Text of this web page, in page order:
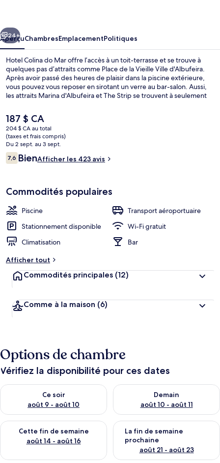
Mar
Suivant
24+
AperçuChambresEmplacementPolitiques
Hotel Colina do Mar offre l’accès à un toit-terrasse et se trouve à
quelques pas d’attraits comme Place de la Vieille Ville d'Albufeira.
Après avoir passé des heures de plaisir dans la piscine extérieure,
vous pouvez vous reposer en sirotant un verre au bar-salon. Aussi,
les attraits Marina d'Albufeira et The Strip se trouvent à seulement
Le
prix
actuel
est
de 187 $ CA
187 $ CA
204 $ CA au total
(taxes et frais compris)
Du 2 sept. au 3 sept.
Avis
7,67,6 sur 10 –
BienAfficher les 423 avis
Commodités populaires
Piscine
Transport aéroportuaire
Stationnement disponible
Wi-Fi gratuit
Climatisation
Bar
Afficher tout
Commodités principales (12)
Comme à la maison (6)
Options de chambre
Vérifiez la disponibilité pour ces dates
Ce soir
août 9 - août 10
Vérifier la disponibilité pour ce soir août 9 - août 10
Demain
août 10 - août 11
Vérifier la disponibilité pour
Cette fin de semaine
août 14 - août 16
Vérifier la disponibilité pour cette fin de semaine août 14 -
La fin de semaine
prochaine
août 21 - août 23
Vérifier la disponibilité pour